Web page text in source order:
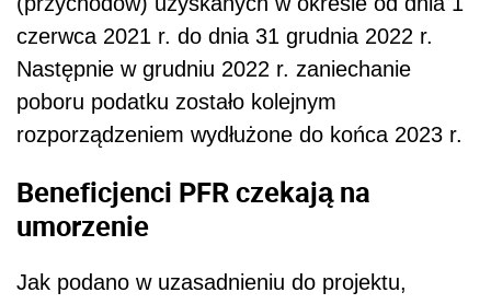
czerwca 2021 r. do dnia 31 grudnia 2022 r.
Następnie w grudniu 2022 r. zaniechanie
poboru podatku zostało kolejnym
rozporządzeniem wydłużone do końca 2023 r.
Beneficjenci PFR czekają na
umorzenie
Jak podano w uzasadnieniu do projektu,